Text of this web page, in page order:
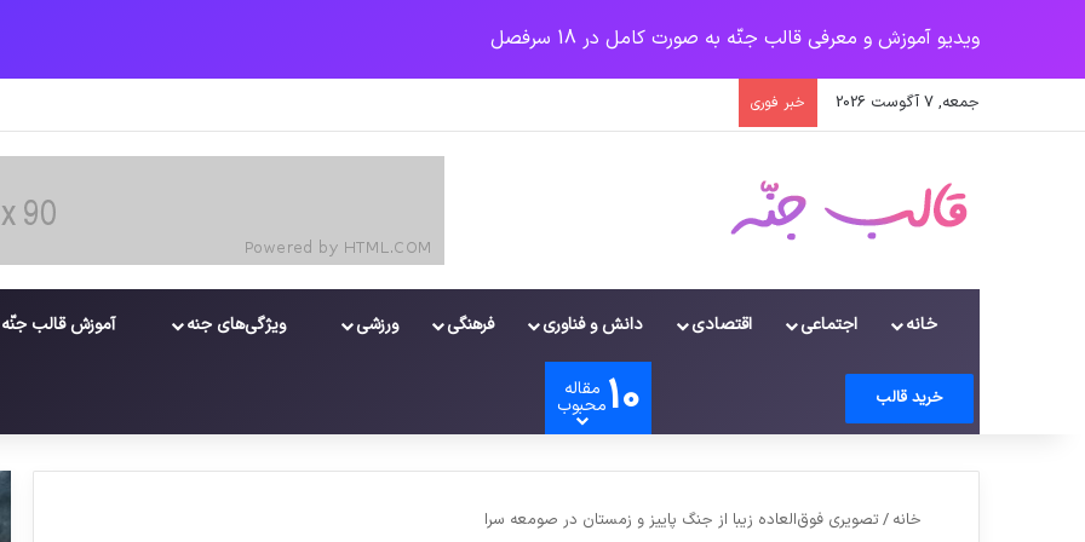
ویدیو آموزش و معرفی قالب جنّه به صورت کامل در 18 سرفصل
جمعه, 7 آگوست 2026 خبر فوری
خانه اجتماعی اقتصادی دانش و فناوری فرهنگی ورزشی ویژگی‌های جنه آموزش قالب جنّه
خرید قالب تغییر پوسته
جستجو برای
10 مقاله
محبوب
خانه / تصویری فوق‌العاده زیبا از جنگ پاییز و زمستان در صومعه سرا